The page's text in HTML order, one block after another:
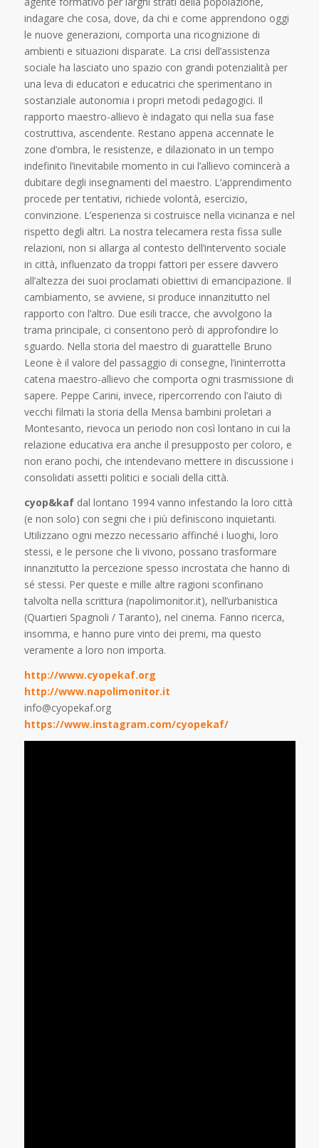
indagare che cosa, dove, da chi e come apprendono oggi
le nuove generazioni, comporta una ricognizione di
ambienti e situazioni disparate. La crisi dell’assistenza
sociale ha lasciato uno spazio con grandi potenzialità per
una leva di educatori e educatrici che sperimentano in
sostanziale autonomia i propri metodi pedagogici. Il
rapporto maestro-allievo è indagato qui nella sua fase
costruttiva, ascendente. Restano appena accennate le
zone d’ombra, le resistenze, e dilazionato in un tempo
indefinito l’inevitabile momento in cui l’allievo comincerà a
dubitare degli insegnamenti del maestro. L’apprendimento
procede per tentativi, richiede volontà, esercizio,
convinzione. L’esperienza si costruisce nella vicinanza e nel
rispetto degli altri. La nostra telecamera resta fissa sulle
relazioni, non si allarga al contesto dell’intervento sociale
in città, influenzato da troppi fattori per essere davvero
all’altezza dei suoi proclamati obiettivi di emancipazione. Il
cambiamento, se avviene, si produce innanzitutto nel
rapporto con l’altro. Due esili tracce, che avvolgono la
trama principale, ci consentono però di approfondire lo
sguardo. Nella storia del maestro di guarattelle Bruno
Leone è il valore del passaggio di consegne, l’ininterrotta
catena maestro-allievo che comporta ogni trasmissione di
sapere. Peppe Carini, invece, ripercorrendo con l’aiuto di
vecchi filmati la storia della Mensa bambini proletari a
Montesanto, rievoca un periodo non così lontano in cui la
relazione educativa era anche il presupposto per coloro, e
non erano pochi, che intendevano mettere in discussione i
consolidati assetti politici e sociali della città.
cyop&kafdal lontano 1994 vanno infestando la loro città
(e non solo) con segni che i più definiscono inquietanti.
Utilizzano ogni mezzo necessario affinché i luoghi, loro
stessi, e le persone che li vivono, possano trasformare
innanzitutto la percezione spesso incrostata che hanno di
sé stessi. Per queste e mille altre ragioni sconfinano
talvolta nella scrittura (napolimonitor.it), nell’urbanistica
(Quartieri Spagnoli / Taranto), nel cinema. Fanno ricerca,
insomma, e hanno pure vinto dei premi, ma questo
veramente a loro non importa.
http://www.cyopekaf.org
http://www.napolimonitor.it
info@cyopekaf.org
https://www.instagram.com/cyopekaf/